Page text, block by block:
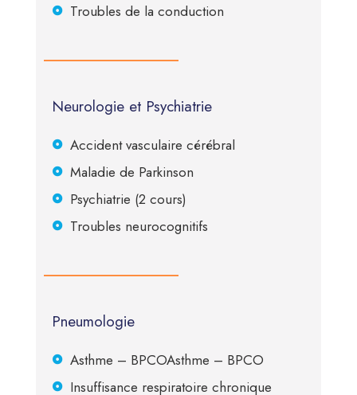
Troubles de la conduction
Neurologie et Psychiatrie
Accident vasculaire cérébral
Maladie de Parkinson
Psychiatrie (2 cours)
Troubles neurocognitifs
Pneumologie
Asthme – BPCOAsthme – BPCO
Insuffisance respiratoire chronique